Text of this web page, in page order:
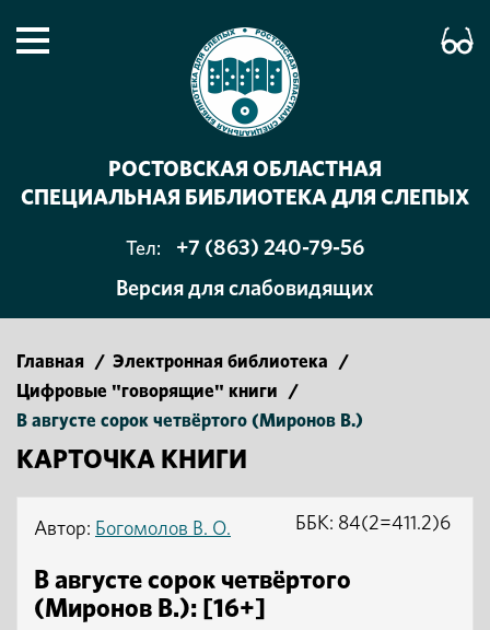
РОСТОВСКАЯ ОБЛАСТНАЯ
СПЕЦИАЛЬНАЯ БИБЛИОТЕКА ДЛЯ СЛЕПЫХ
Тел:
+7 (863) 240-79-56
Версия для слабовидящих
Главная / Электронная библиотека
/
Цифровые "говорящие" книги
/
В августе сорок четвёртого (Миронов В.)
КАРТОЧКА КНИГИ
Автор: Богомолов В. О.
В августе сорок четвёртого
(Миронов В.): [16+]
ББК: 84(2=411.2)6